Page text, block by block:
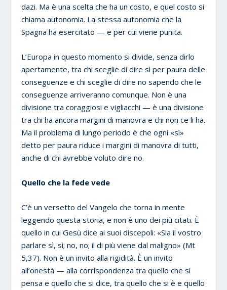
dazi. Ma è una scelta che ha un costo, e quel costo si
chiama autonomia. La stessa autonomia che la
Spagna ha esercitato — e per cui viene punita.
L’Europa in questo momento si divide, senza dirlo
apertamente, tra chi sceglie di dire sì per paura delle
conseguenze e chi sceglie di dire no sapendo che le
conseguenze arriveranno comunque. Non è una
divisione tra coraggiosi e vigliacchi — è una divisione
tra chi ha ancora margini di manovra e chi non ce li ha.
Ma il problema di lungo periodo è che ogni «sì»
detto per paura riduce i margini di manovra di tutti,
anche di chi avrebbe voluto dire no.
Quello che la fede vede
C’è un versetto del Vangelo che torna in mente
leggendo questa storia, e non è uno dei più citati. È
quello in cui Gesù dice ai suoi discepoli: «Sia il vostro
parlare sì, sì; no, no; il di più viene dal maligno» (Mt
5,37). Non è un invito alla rigidità. È un invito
all’onestà — alla corrispondenza tra quello che si
pensa e quello che si dice, tra quello che si è e quello